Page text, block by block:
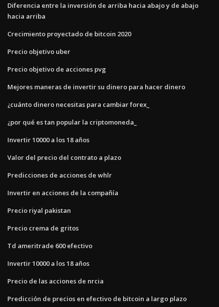
Diferencia entre la inversión de arriba hacia abajo y de abajo
hacia arriba
Crecimiento proyectado de bitcoin 2020
Precio objetivo uber
Precio objetivo de acciones pvg
Mejores maneras de invertir su dinero para hacer dinero
¿cuánto dinero necesitas para cambiar forex_
¿por qué es tan popular la criptomoneda_
Invertir 10000 a los 18 años
Valor del precio del contrato a plazo
Predicciones de acciones de whlr
Invertir en acciones de la compañía
Precio riyal pakistan
Precio crema de gritos
Td ameritrade 600 efectivo
Invertir 10000 a los 18 años
Precio de las acciones de nrcia
Predicción de precios en efectivo de bitcoin a largo plazo